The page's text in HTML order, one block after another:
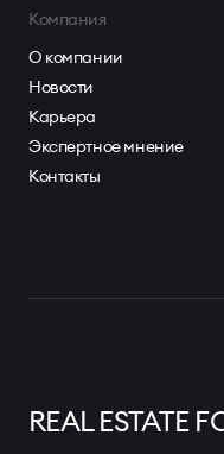
Компания
О компании
Новости
Карьера
Экспертное мнение
Контакты
REAL ESTATE